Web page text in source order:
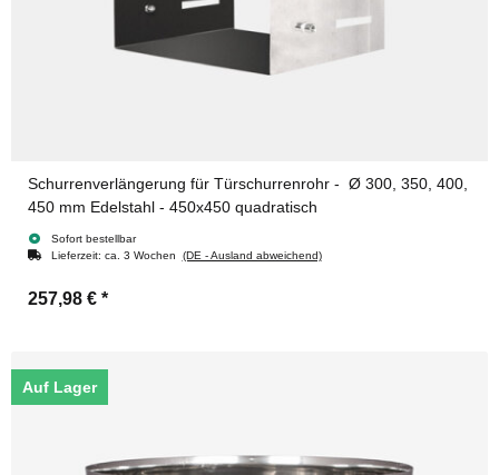
Schurrenverlängerung für Türschurrenrohr - Ø 300, 350, 400,
450 mm Edelstahl - 450x450 quadratisch
Sofort bestellbar
Lieferzeit: ca. 3 Wochen (DE - Ausland abweichend)
257,98 € *
Auf Lager